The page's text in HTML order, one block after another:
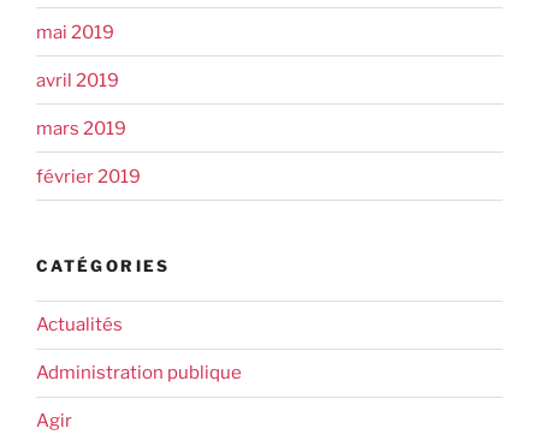
mai 2019
avril 2019
mars 2019
février 2019
CATÉGORIES
Actualités
Administration publique
Agir